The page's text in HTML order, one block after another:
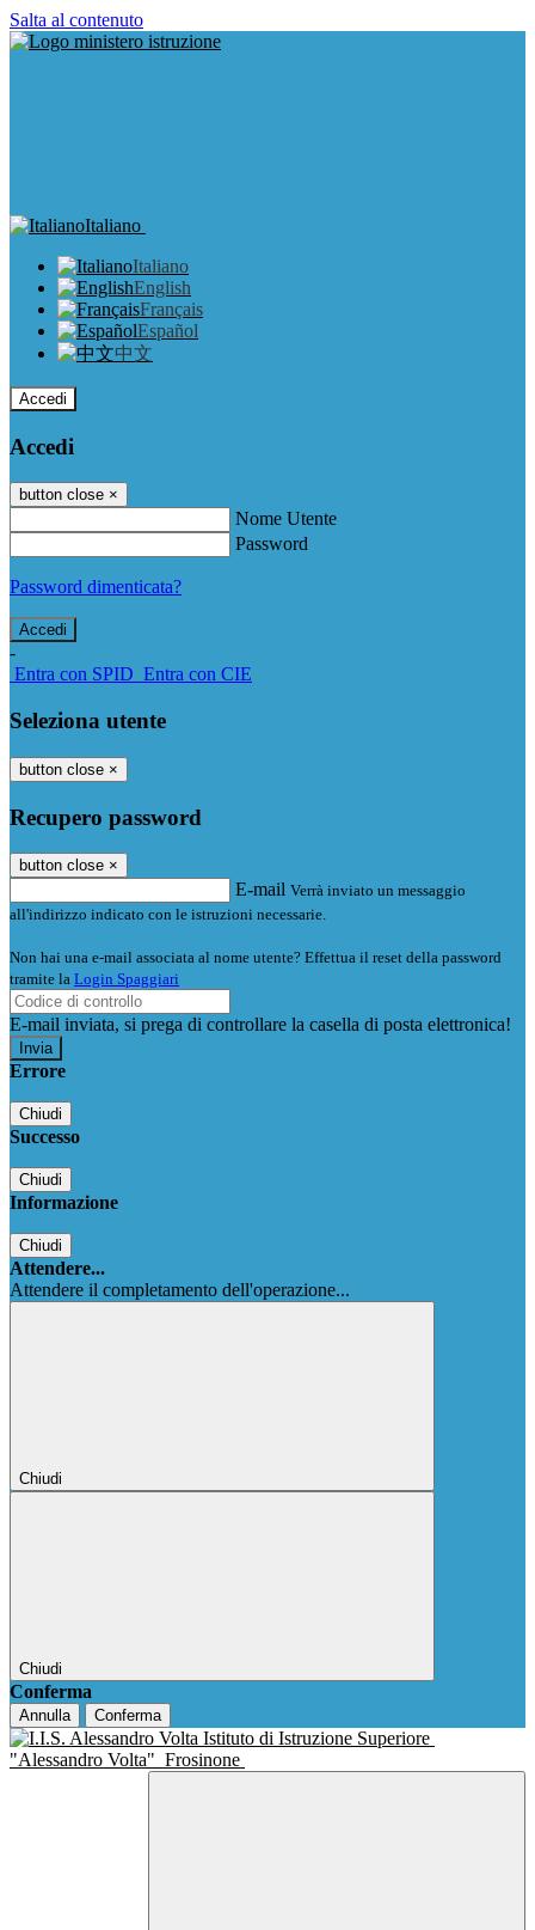
Salta al contenuto
Italiano
Italiano
English
Français
Español
中文
Accedi
Accedi
button close ×
Nome Utente
Password
Password dimenticata?
-
Entra con SPID Entra con CIE
Seleziona utente
button close ×
Recupero password
button close ×
E-mail Verrà inviato un messaggio
all'indirizzo indicato con le istruzioni necessarie.
Non hai una e-mail associata al nome utente? Effettua il reset della password
tramite la Login Spaggiari
E-mail inviata, si prega di controllare la casella di posta elettronica!
Errore
Chiudi
Successo
Chiudi
Informazione
Chiudi
Attendere...
Attendere il completamento dell'operazione...
Chiudi
Chiudi
Conferma
Annulla Conferma
Istituto di Istruzione Superiore
"Alessandro Volta" Frosinone